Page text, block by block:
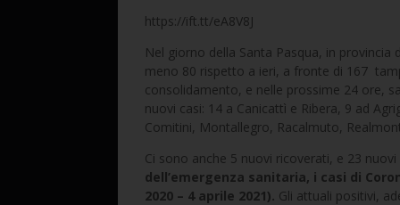
https://ift.tt/eA8V8J
Nel giorno della Santa Pasqua, in
meno 80 rispetto a ieri, a fronte di 167
consolidamento, e nelle prossime 24 ore,
nuovi casi: 14 a Canicattì e Ribera, 9 ad
Comitini, Montallegro, Racalmuto,
Ci sono anche 5 nuovi ricoverati, e 23
dell’emergenza sanitaria, i casi di
2020 – 4 aprile 2021). Gli attuali positivi,